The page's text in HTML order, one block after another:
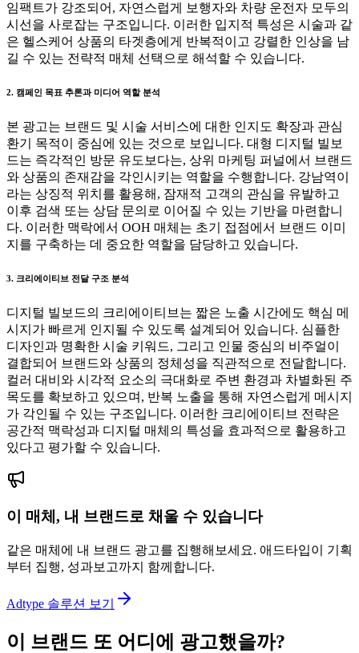
임팩트가 강조되어, 자연스럽게 보행자와 차량 운전자 모두의
시선을 사로잡는 구조입니다. 이러한 입지적 특성은 시술과 같
은 헬스케어 상품의 타겟층에게 반복적이고 강렬한 인상을 남
길 수 있는 전략적 매체 선택으로 해석할 수 있습니다.
2. 캠페인 목표 추론과 미디어 역할 분석
본 광고는 브랜드 및 시술 서비스에 대한 인지도 확장과 관심
환기 목적이 중심에 있는 것으로 보입니다. 대형 디지털 빌보
드는 즉각적인 방문 유도보다는, 상위 마케팅 퍼널에서 브랜드
와 상품의 존재감을 각인시키는 역할을 수행합니다. 강남역이
라는 상징적 위치를 활용해, 잠재적 고객의 관심을 유발하고
이후 검색 또는 상담 문의로 이어질 수 있는 기반을 마련합니
다. 이러한 맥락에서 OOH 매체는 초기 접점에서 브랜드 이미
지를 구축하는 데 중요한 역할을 담당하고 있습니다.
3. 크리에이티브 전달 구조 분석
디지털 빌보드의 크리에이티브는 짧은 노출 시간에도 핵심 메
시지가 빠르게 인지될 수 있도록 설계되어 있습니다. 심플한
디자인과 명확한 시술 키워드, 그리고 인물 중심의 비주얼이
결합되어 브랜드와 상품의 정체성을 직관적으로 전달합니다.
컬러 대비와 시각적 요소의 극대화로 주변 환경과 차별화된 주
목도를 확보하고 있으며, 반복 노출을 통해 자연스럽게 메시지
가 각인될 수 있는 구조입니다. 이러한 크리에이티브 전략은
공간적 맥락성과 디지털 매체의 특성을 효과적으로 활용하고
있다고 평가할 수 있습니다.
이 매체, 내 브랜드로 채울 수 있습니다
같은 매체에 내 브랜드 광고를 집행해보세요. 애드타입이 기획
부터 집행, 성과보고까지 함께합니다.
Adtype 솔루션 보기
이 브랜드 또 어디에 광고했을까?